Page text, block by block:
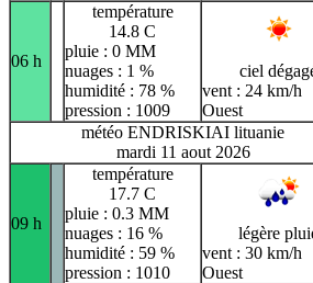
06 h
température
14.8 C
pluie : 0 MM
nuages : 1 %
humidité : 78 %
pression : 1009
ciel
vent : 24 km/h
Ouest
météo ENDRISKIAI lituanie
mardi 11 aout 2026
09 h
température
17.7 C
pluie : 0.3 MM
nuages : 16 %
humidité : 59 %
pression : 1010
légère
vent : 30 km/h
Ouest